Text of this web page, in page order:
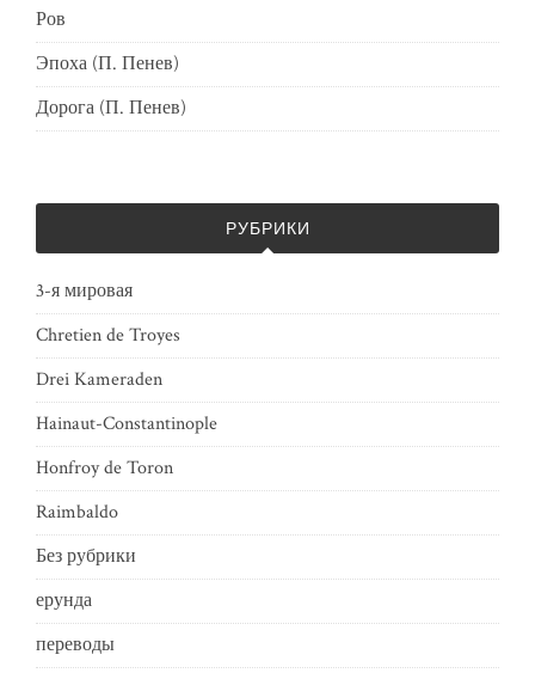
Ров
Эпоха (П. Пенев)
Дорога (П. Пенев)
РУБРИКИ
3-я мировая
Chretien de Troyes
Drei Kameraden
Hainaut-Constantinople
Honfroy de Toron
Raimbaldo
Без рубрики
ерунда
переводы